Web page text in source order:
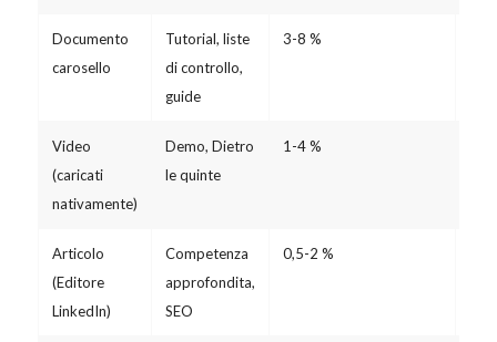
Documento
carosello
Tutorial, liste
di controllo,
guide
3-8 %
Video
(caricati
nativamente)
Demo, Dietro
le quinte
1-4 %
Articolo
(Editore
LinkedIn)
Competenza
approfondita,
SEO
0,5-2 %